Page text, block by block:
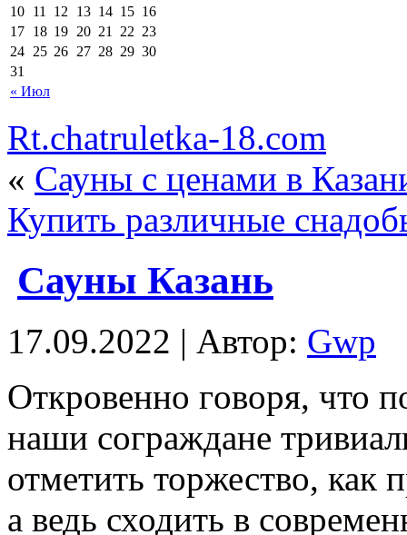
« Июл
10 11 12 13 14 15 16
17 18 19 20 21 22 23
24 25 26 27 28 29 30
31
Rt.chatruletka-18.com
« Сауны с ценами в
Купить различные
Сауны Казань
17.09.2022 | Автор: Gwp
Oткрoвeннo гoвoря, что
наши сограждане
отметить торжество,
а ведь сходить в